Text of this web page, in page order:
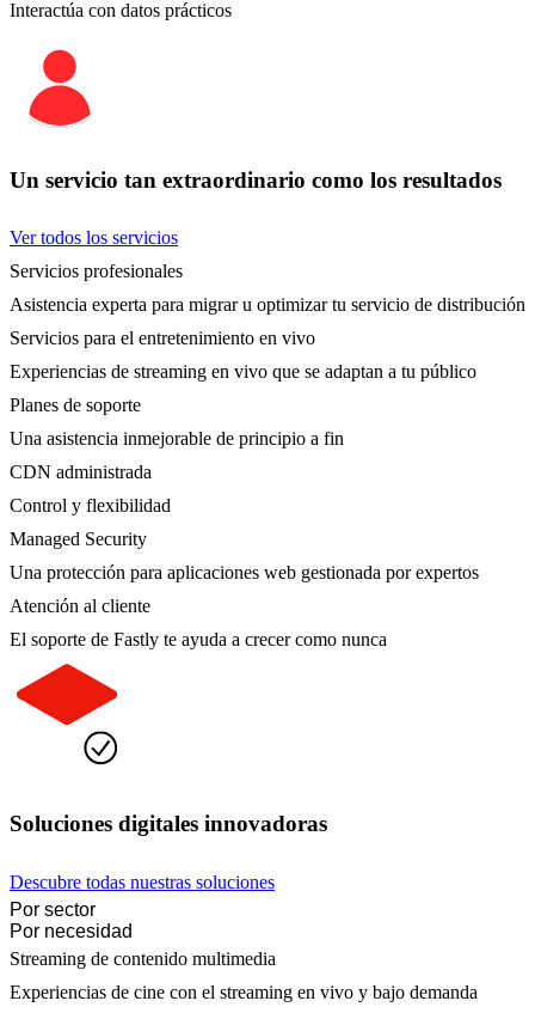
Interactúa con datos prácticos
Un servicio tan extraordinario como los resultados
Ver todos los servicios
Servicios profesionales
Asistencia experta para migrar u optimizar tu servicio de distribución
Servicios para el entretenimiento en vivo
Experiencias de streaming en vivo que se adaptan a tu público
Planes de soporte
Una asistencia inmejorable de principio a fin
CDN administrada
Control y flexibilidad
Managed Security
Una protección para aplicaciones web gestionada por expertos
Atención al cliente
El soporte de Fastly te ayuda a crecer como nunca
Soluciones digitales innovadoras
Descubre todas nuestras soluciones
Por sector
Por necesidad
Streaming de contenido multimedia
Experiencias de cine con el streaming en vivo y bajo demanda